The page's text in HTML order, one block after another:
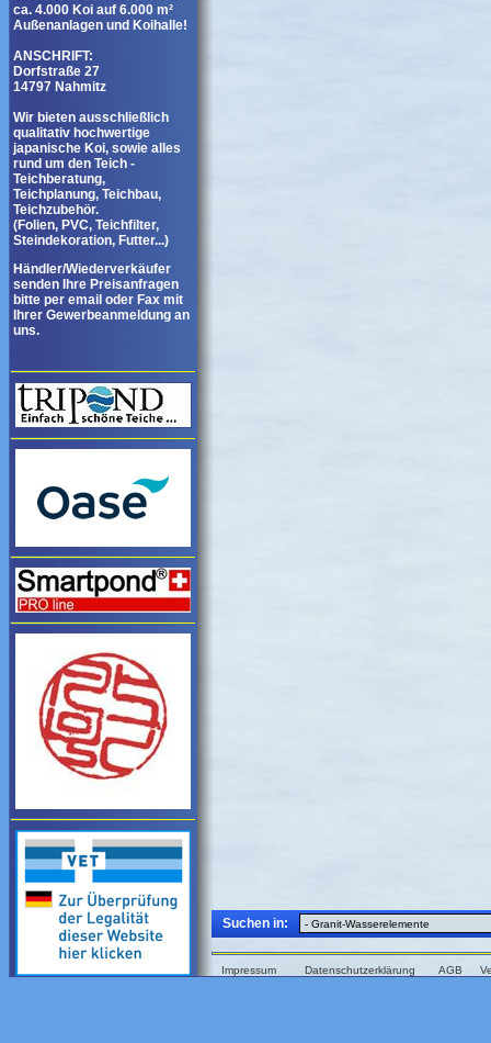
ca. 4.000 Koi auf 6.000 m²
Außenanlagen und Koihalle!
ANSCHRIFT:
Dorfstraße 27
14797 Nahmitz
Wir bieten ausschließlich
qualitativ hochwertige
japanische Koi, sowie alles
rund um den Teich -
Teichberatung,
Teichplanung, Teichbau,
Teichzubehör.
(Folien, PVC, Teichfilter,
Steindekoration, Futter...)
Händler/Wiederverkäufer
senden Ihre Preisanfragen
bitte per email oder Fax mit
Ihrer Gewerbeanmeldung an
uns.
Suchen in:
Impressum Datenschutzerklärung AGB